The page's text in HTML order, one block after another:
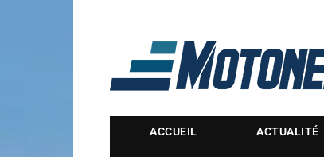
Magazine
ACCUEIL ACTUALITÉ